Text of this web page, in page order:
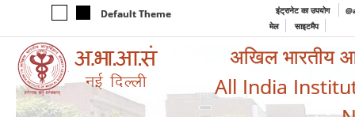
Default Theme इंट्रानेट का उपयोग
मेल
साइटमैप
अखिल भारतीय
All India